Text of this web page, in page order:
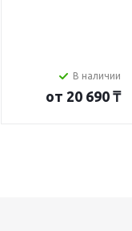
В наличии
от 20 690 ₸